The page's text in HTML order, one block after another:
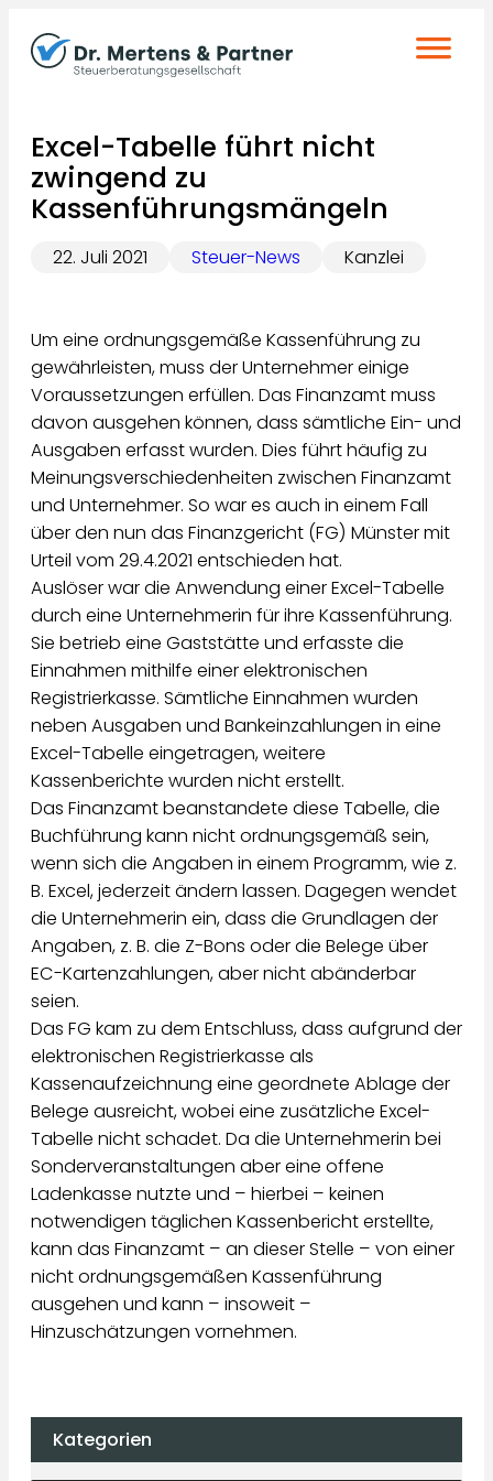
Inhalt
springen
Excel-Tabelle führt nicht
zwingend zu
Kassenführungsmängeln
22. Juli 2021 Steuer-News Kanzlei
Um eine ordnungsgemäße Kassenführung zu
gewährleisten, muss der Unternehmer einige
Voraussetzungen erfüllen. Das Finanzamt muss
davon ausgehen können, dass sämtliche Ein- und
Ausgaben erfasst wurden. Dies führt häufig zu
Meinungsverschiedenheiten zwischen Finanzamt
und Unternehmer. So war es auch in einem Fall
über den nun das Finanzgericht (FG) Münster mit
Urteil vom 29.4.2021 entschieden hat.
Auslöser war die Anwendung einer Excel-Tabelle
durch eine Unternehmerin für ihre Kassenführung.
Sie betrieb eine Gaststätte und erfasste die
Einnahmen mithilfe einer elektronischen
Registrierkasse. Sämtliche Einnahmen wurden
neben Ausgaben und Bankeinzahlungen in eine
Excel-Tabelle eingetragen, weitere
Kassenberichte wurden nicht erstellt.
Das Finanzamt beanstandete diese Tabelle, die
Buchführung kann nicht ordnungsgemäß sein,
wenn sich die Angaben in einem Programm, wie z.
B. Excel, jederzeit ändern lassen. Dagegen wendet
die Unternehmerin ein, dass die Grundlagen der
Angaben, z. B. die Z-Bons oder die Belege über
EC-Kartenzahlungen, aber nicht abänderbar
seien.
Das FG kam zu dem Entschluss, dass aufgrund der
elektronischen Registrierkasse als
Kassenaufzeichnung eine geordnete Ablage der
Belege ausreicht, wobei eine zusätzliche Excel-
Tabelle nicht schadet. Da die Unternehmerin bei
Sonderveranstaltungen aber eine offene
Ladenkasse nutzte und – hierbei – keinen
notwendigen täglichen Kassenbericht erstellte,
kann das Finanzamt – an dieser Stelle – von einer
nicht ordnungsgemäßen Kassenführung
ausgehen und kann – insoweit –
Hinzuschätzungen vornehmen.
Kategorien